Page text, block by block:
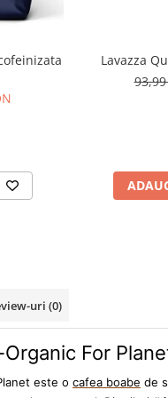
Lavazza
uri (0)
Organic For
este o cafea boabe de